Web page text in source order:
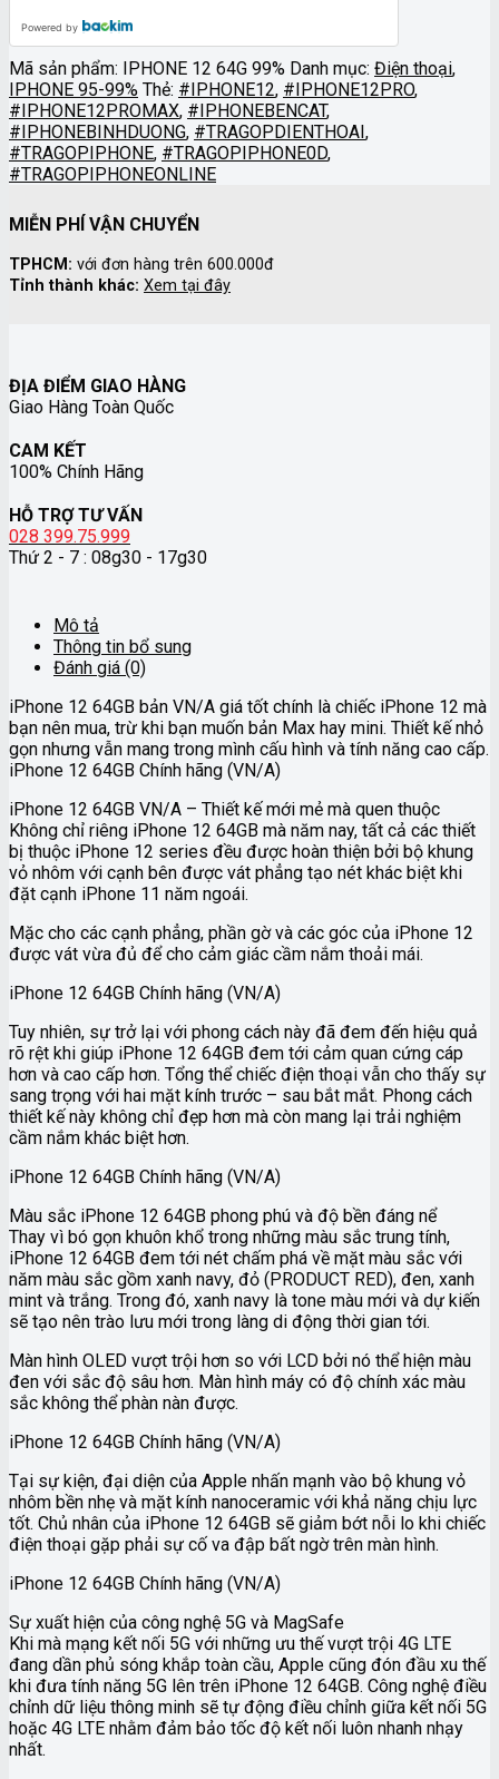
Powered by
Mã sản phẩm: IPHONE 12 64G 99% Danh mục: Điện thoại,
IPHONE 95-99% Thẻ: #IPHONE12, #IPHONE12PRO,
#IPHONE12PROMAX, #IPHONEBENCAT,
#IPHONEBINHDUONG, #TRAGOPDIENTHOAI,
#TRAGOPIPHONE, #TRAGOPIPHONE0D,
#TRAGOPIPHONEONLINE
MIỄN PHÍ VẬN CHUYỂN
TPHCM: với đơn hàng trên 600.000đ
Tỉnh thành khác: Xem tại đây
ĐỊA ĐIỂM GIAO HÀNG
Giao Hàng Toàn Quốc
CAM KẾT
100% Chính Hãng
HỖ TRỢ TƯ VẤN
028 399.75.999
Thứ 2 - 7 : 08g30 - 17g30
Mô tả
Thông tin bổ sung
Đánh giá (0)
iPhone 12 64GB bản VN/A giá tốt chính là chiếc iPhone 12 mà
bạn nên mua, trừ khi bạn muốn bản Max hay mini. Thiết kế nhỏ
gọn nhưng vẫn mang trong mình cấu hình và tính năng cao cấp.
iPhone 12 64GB Chính hãng (VN/A)
iPhone 12 64GB VN/A – Thiết kế mới mẻ mà quen thuộc
Không chỉ riêng iPhone 12 64GB mà năm nay, tất cả các thiết
bị thuộc iPhone 12 series đều được hoàn thiện bởi bộ khung
vỏ nhôm với cạnh bên được vát phẳng tạo nét khác biệt khi
đặt cạnh iPhone 11 năm ngoái.
Mặc cho các cạnh phẳng, phần gờ và các góc của iPhone 12
được vát vừa đủ để cho cảm giác cầm nắm thoải mái.
iPhone 12 64GB Chính hãng (VN/A)
Tuy nhiên, sự trở lại với phong cách này đã đem đến hiệu quả
rõ rệt khi giúp iPhone 12 64GB đem tới cảm quan cứng cáp
hơn và cao cấp hơn. Tổng thể chiếc điện thoại vẫn cho thấy sự
sang trọng với hai mặt kính trước – sau bắt mắt. Phong cách
thiết kế này không chỉ đẹp hơn mà còn mang lại trải nghiệm
cầm nắm khác biệt hơn.
iPhone 12 64GB Chính hãng (VN/A)
Màu sắc iPhone 12 64GB phong phú và độ bền đáng nể
Thay vì bó gọn khuôn khổ trong những màu sắc trung tính,
iPhone 12 64GB đem tới nét chấm phá về mặt màu sắc với
năm màu sắc gồm xanh navy, đỏ (PRODUCT RED), đen, xanh
mint và trắng. Trong đó, xanh navy là tone màu mới và dự kiến
sẽ tạo nên trào lưu mới trong làng di động thời gian tới.
Màn hình OLED vượt trội hơn so với LCD bởi nó thể hiện màu
đen với sắc độ sâu hơn. Màn hình máy có độ chính xác màu
sắc không thể phàn nàn được.
iPhone 12 64GB Chính hãng (VN/A)
Tại sự kiện, đại diện của Apple nhấn mạnh vào bộ khung vỏ
nhôm bền nhẹ và mặt kính nanoceramic với khả năng chịu lực
tốt. Chủ nhân của iPhone 12 64GB sẽ giảm bớt nỗi lo khi chiếc
điện thoại gặp phải sự cố va đập bất ngờ trên màn hình.
iPhone 12 64GB Chính hãng (VN/A)
Sự xuất hiện của công nghệ 5G và MagSafe
Khi mà mạng kết nối 5G với những ưu thế vượt trội 4G LTE
đang dần phủ sóng khắp toàn cầu, Apple cũng đón đầu xu thế
khi đưa tính năng 5G lên trên iPhone 12 64GB. Công nghệ điều
chỉnh dữ liệu thông minh sẽ tự động điều chỉnh giữa kết nối 5G
hoặc 4G LTE nhằm đảm bảo tốc độ kết nối luôn nhanh nhạy
nhất.